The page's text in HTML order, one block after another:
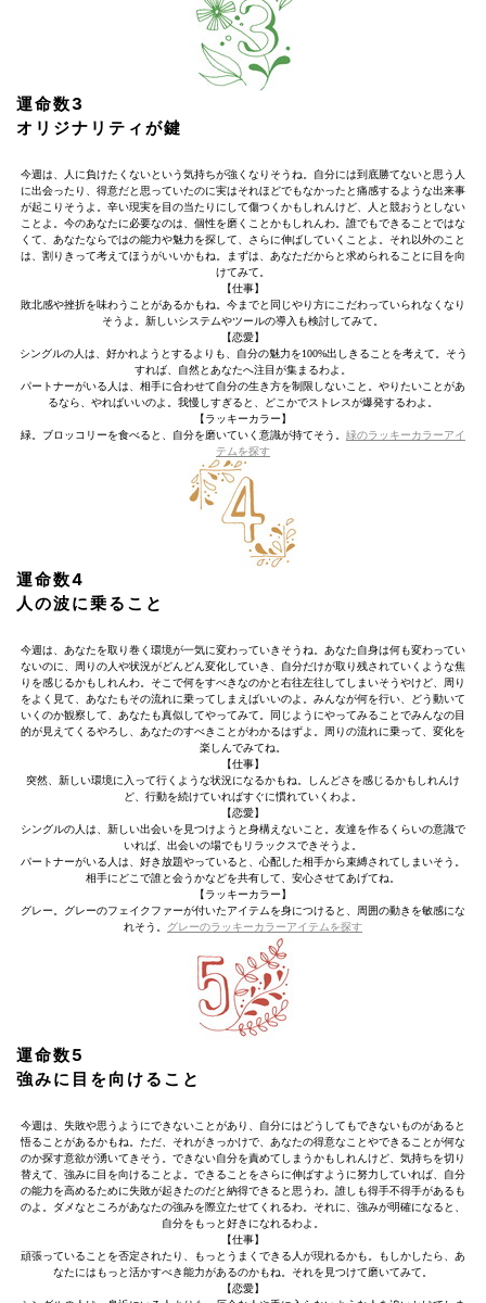
運命数3
オリジナリティが鍵
今週は、人に負けたくないという気持ちが強くなりそうね。自分には到底勝てないと思う人
に出会ったり、得意だと思っていたのに実はそれほどでもなかったと痛感するような出来事
が起こりそうよ。辛い現実を目の当たりにして傷つくかもしれんけど、人と競おうとしない
ことよ。今のあなたに必要なのは、個性を磨くことかもしれんわ。誰でもできることではな
くて、あなたならではの能力や魅力を探して、さらに伸ばしていくことよ。それ以外のこと
は、割りきって考えてほうがいいかもね。まずは、あなただからと求められることに目を向
けてみて。
【仕事】
敗北感や挫折を味わうことがあるかもね。今までと同じやり方にこだわっていられなくなり
そうよ。新しいシステムやツールの導入も検討してみて。
【恋愛】
シングルの人は、好かれようとするよりも、自分の魅力を100%出しきることを考えて。そう
すれば、自然とあなたへ注目が集まるわよ。
パートナーがいる人は、相手に合わせて自分の生き方を制限しないこと。やりたいことがあ
るなら、やればいいのよ。我慢しすぎると、どこかでストレスが爆発するわよ。
【ラッキーカラー】
緑。ブロッコリーを食べると、自分を磨いていく意識が持てそう。 緑のラッキーカラーアイ
テムを探す
運命数4
人の波に乗ること
今週は、あなたを取り巻く環境が一気に変わっていきそうね。あなた自身は何も変わってい
ないのに、周りの人や状況がどんどん変化していき、自分だけが取り残されていくような焦
りを感じるかもしれんわ。そこで何をすべきなのかと右往左往してしまいそうやけど、周り
をよく見て、あなたもその流れに乗ってしまえばいいのよ。みんなが何を行い、どう動いて
いくのか観察して、あなたも真似してやってみて。同じようにやってみることでみんなの目
的が見えてくるやろし、あなたのすべきことがわかるはずよ。周りの流れに乗って、変化を
楽しんでみてね。
【仕事】
突然、新しい環境に入って行くような状況になるかもね。しんどさを感じるかもしれんけ
ど、行動を続けていればすぐに慣れていくわよ。
【恋愛】
シングルの人は、新しい出会いを見つけようと身構えないこと。友達を作るくらいの意識で
いれば、出会いの場でもリラックスできそうよ。
パートナーがいる人は、好き放題やっていると、心配した相手から束縛されてしまいそう。
相手にどこで誰と会うかなどを共有して、安心させてあげてね。
【ラッキーカラー】
グレー。グレーのフェイクファーが付いたアイテムを身につけると、周囲の動きを敏感にな
れそう。 グレーのラッキーカラーアイテムを探す
運命数5
強みに目を向けること
今週は、失敗や思うようにできないことがあり、自分にはどうしてもできないものがあると
悟ることがあるかもね。ただ、それがきっかけで、あなたの得意なことやできることが何な
のか探す意欲が湧いてきそう。できない自分を責めてしまうかもしれんけど、気持ちを切り
替えて、強みに目を向けることよ。できることをさらに伸ばすように努力していれば、自分
の能力を高めるために失敗が起きたのだと納得できると思うわ。誰しも得手不得手があるも
のよ。ダメなところがあなたの強みを際立たせてくれるわ。それに、強みが明確になると、
自分をもっと好きになれるわよ。
【仕事】
頑張っていることを否定されたり、もっとうまくできる人が現れるかも。もしかしたら、あ
なたにはもっと活かすべき能力があるのかもね。それを見つけて磨いてみて。
【恋愛】